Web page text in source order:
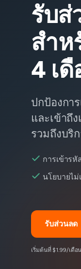
รับส่
สำห
4 เ
ปกป้องกา
และเข้าถึ
รวมถึงบริ
การเข้ารหั
นโยบายไ
รับส่วนลด
เริ่มต้นที่ $1.99/เดือ